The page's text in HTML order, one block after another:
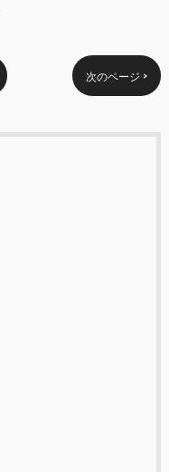
次のページ >